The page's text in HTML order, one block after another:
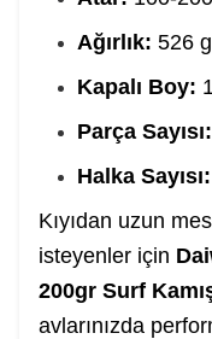
Ağırlık: 526
Kapalı Boy:
Parça Sayısı:
Halka Sayısı:
Kıyıdan uzun
isteyenler için
200gr Surf
avlarınızda